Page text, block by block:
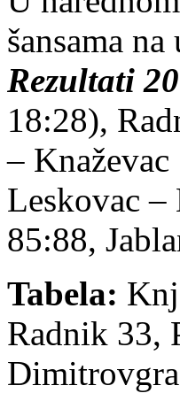
šansama na
Rezultati
18:28),
–
Leskovac
85:88,
Tabela:
Radnik 33,